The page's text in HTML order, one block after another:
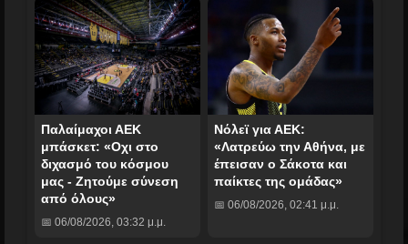
Παλαίμαχοι ΑΕΚ
μπάσκετ: «Οχι στο
διχασμό του κόσμου
μας - Ζητούμε σύνεση
από όλους»
📅 06/08/2026, 03:32 μ.μ.
Νόλεϊ για ΑΕΚ:
«Λατρεύω την Αθήνα, με
έπεισαν ο Σάκοτα και
παίκτες της ομάδας»
📅 06/08/2026, 02:41 μ.μ.